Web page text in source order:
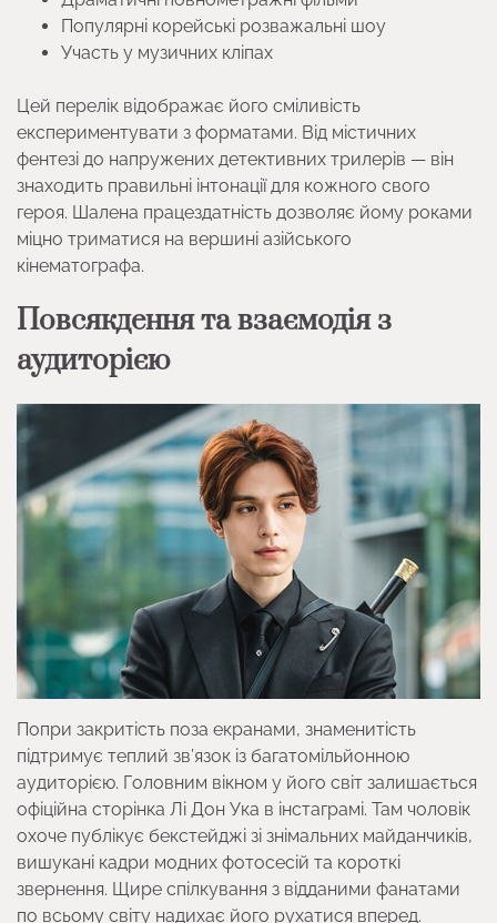
Популярні корейські розважальні шоу
Участь у музичних кліпах
Цей перелік відображає його сміливість
експериментувати з форматами. Від містичних
фентезі до напружених детективних трилерів — він
знаходить правильні інтонації для кожного свого
героя. Шалена працездатність дозволяє йому роками
міцно триматися на вершині азійського
кінематографа.
Повсякдення та взаємодія з
аудиторією
Попри закритість поза екранами, знаменитість
підтримує теплий зв’язок із багатомільйонною
аудиторією. Головним вікном у його світ залишається
офіційна сторінка Лі Дон Ука в інстаграмі. Там чоловік
охоче публікує бекстейджі зі знімальних майданчиків,
вишукані кадри модних фотосесій та короткі
звернення. Щире спілкування з відданими фанатами
по всьому світу надихає його рухатися вперед.